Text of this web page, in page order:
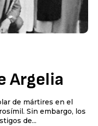
Argelia
de mártires en el
Sin embargo, los
de...